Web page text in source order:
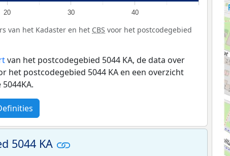
20 30 40
van het Kadaster en het CBS voor het postcodegebied
van het postcodegebied 5044 KA, de data over
het postcodegebied 5044 KA en een overzicht
5044 KA